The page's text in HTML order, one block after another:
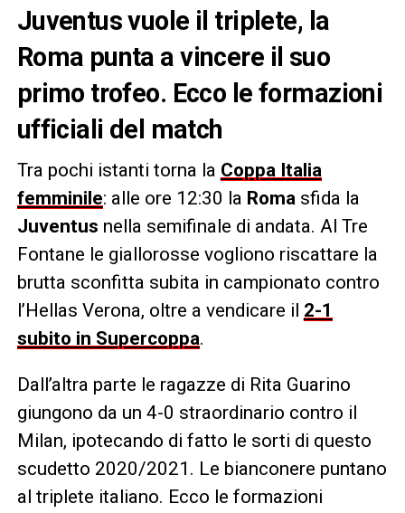
Juventus vuole il triplete, la
Roma punta a vincere il suo
primo trofeo. Ecco le formazioni
ufficiali del match
Tra pochi istanti torna la Coppa Italia
femminile: alle ore 12:30 la Romasfida la
Juventus nella semifinale di andata. Al Tre
Fontane le giallorosse vogliono riscattare la
brutta sconfitta subita in campionato contro
l’Hellas Verona, oltre a vendicare il 2-1
subito in Supercoppa.
Dall’altra parte le ragazze di Rita Guarino
giungono da un 4-0 straordinario contro il
Milan, ipotecando di fatto le sorti di questo
scudetto 2020/2021. Le bianconere puntano
al triplete italiano. Ecco le formazioni